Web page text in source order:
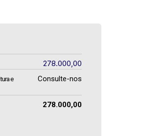
278.000,00
e
Consulte-nos
278.000,00